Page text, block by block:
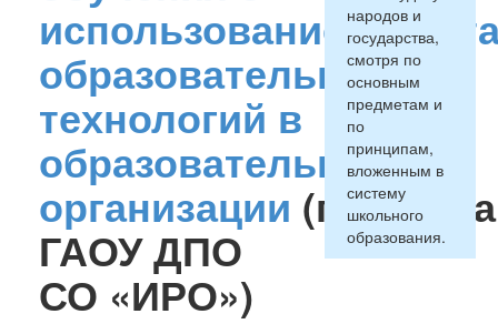
использованием
образовательных
технологий в
образовательной
организации
ГАОУ ДПО
СО «ИРО»)
народов и
государства,
смотря по
основным
предметам и
по
принципам,
вложенным в
систему
школьного
образования.